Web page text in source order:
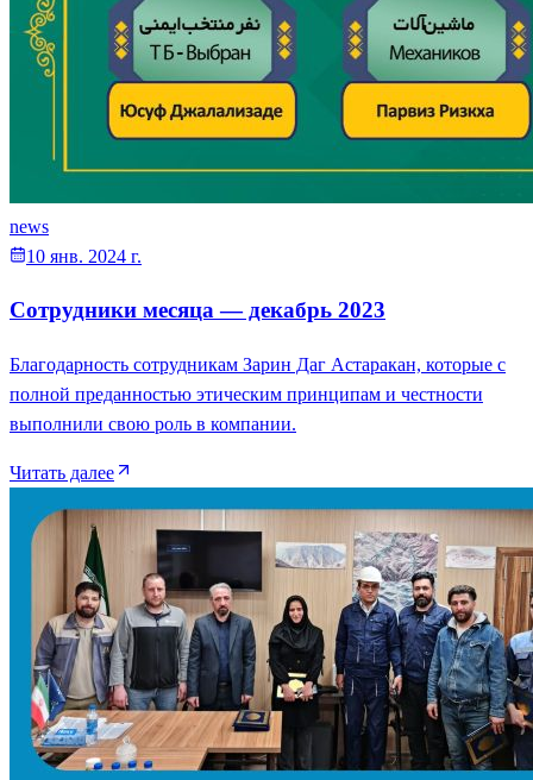
news
10 янв. 2024 г.
Сотрудники месяца — декабрь 2023
Благодарность сотрудникам Зарин Даг Астаракан, которые с
полной преданностью этическим принципам и честности
выполнили свою роль в компании.
Читать далее